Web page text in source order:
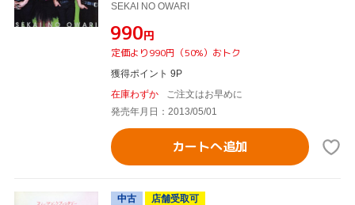
SEKAI NO OWARI
¥990円
定価より990円（50%）おトク
獲得ポイント 9P
在庫わずか
ご注文はお早めに
発売年月日：2013/05/01
カートへ追加
中古
店舗受取可